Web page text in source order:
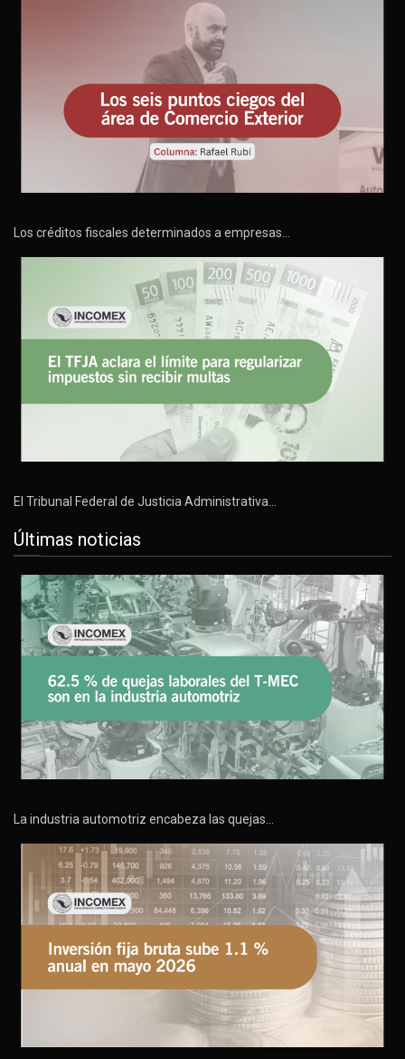
Los créditos fiscales determinados a empresas…
El Tribunal Federal de Justicia Administrativa…
Últimas noticias
La industria automotriz encabeza las quejas…